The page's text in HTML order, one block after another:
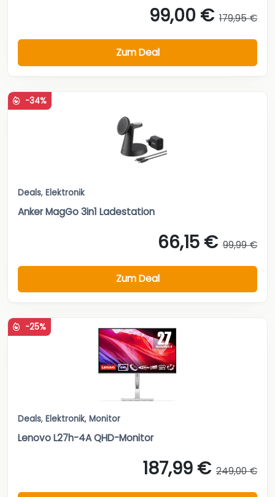
99,00 € 179,95 €
Zum Deal
-34%
Deals, Elektronik
Anker MagGo 3in1 Ladestation
66,15 € 99,99 €
Zum Deal
-25%
Deals, Elektronik, Monitor
Lenovo L27h-4A QHD-Monitor
187,99 € 249,00 €